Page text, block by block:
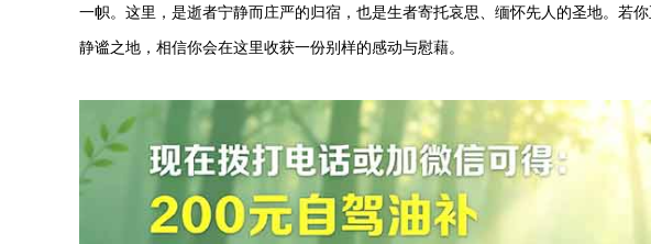
一帜。这里，是逝者宁静而庄严的归宿，也是生者寄托哀思、缅怀先人的圣地。若
静谧之地，相信你会在这里收获一份别样的感动与慰藉。